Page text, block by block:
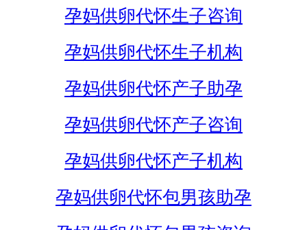
孕妈供卵代怀生子咨询
孕妈供卵代怀生子机构
孕妈供卵代怀产子助孕
孕妈供卵代怀产子咨询
孕妈供卵代怀产子机构
孕妈供卵代怀包男孩助孕